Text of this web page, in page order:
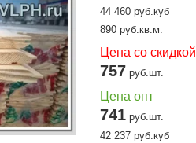
44 460 руб.куб
890 руб.кв.м.
Цена со скидкой
757 руб.шт.
Цена опт
741 руб.шт.
42 237 руб.куб